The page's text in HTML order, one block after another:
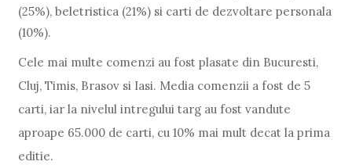
(25%), beletristica (21%) si carti de dezvoltare personala
(10%).
Cele mai multe comenzi au fost plasate din Bucuresti,
Cluj, Timis, Brasov si Iasi. Media comenzii a fost de 5
carti, iar la nivelul intregului targ au fost vandute
aproape 65.000 de carti, cu 10% mai mult decat la prima
editie.